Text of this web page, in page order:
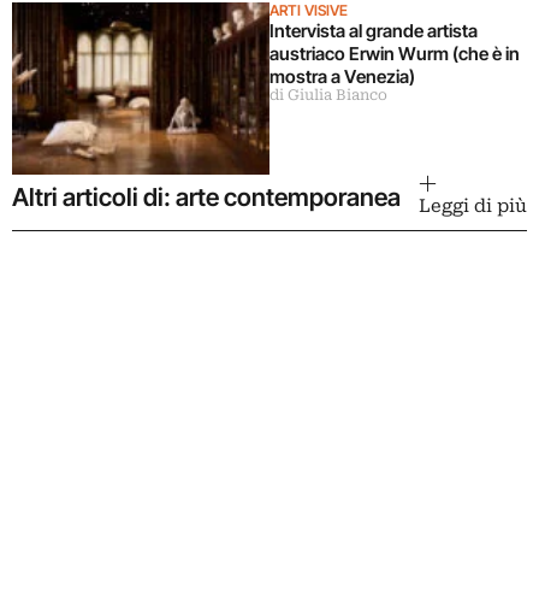
ARTI VISIVE
Intervista al grande artista
austriaco Erwin Wurm (che è in
mostra a Venezia)
di Giulia Bianco
Altri articoli di: arte contemporanea Leggi di più